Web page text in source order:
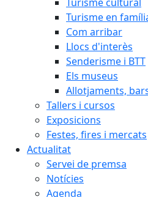
Turisme en
Com arribar
Llocs d'interès
Senderisme i BTT
Els museus
Allotjaments,
Tallers i cursos
Exposicions
Festes, fires i mercats
Actualitat
Servei de premsa
Notícies
Agenda